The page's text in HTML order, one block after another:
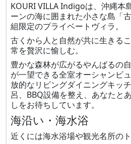
KOURI VILLA Indigoは、沖縄本
ーンの海に囲まれた小さな島「
組限定のプライベートヴィラ。
古くから人と自然が共に生きる
常を贅沢に愉しむ。
豊かな森林が広がるやんばるの
が一望できる全室オーシャンビ
放的なリビングダイニングキッ
呂、BBQ設備を整え、あなたと
しをお待ちしています。
海沿い・海水浴
近くには海水浴場や観光名所の